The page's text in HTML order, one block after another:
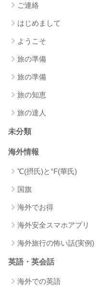
ご連絡
はじめまして
ようこそ
旅の準備
旅の準備
旅の知恵
旅の達人
未分類
海外情報
℃(摂氏)と°F(華氏)
国旗
海外でお得
海外安全スマホアプリ
海外旅行の怖い話(実例)
英語・英会話
海外での英語